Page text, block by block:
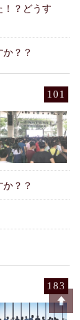
？どうす
？？
101
？？
183